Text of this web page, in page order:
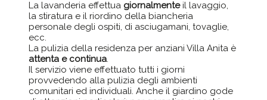
La lavanderia effettua giornalmenteil lavaggio,
la stiratura e il riordino della biancheria
personale degli ospiti, di asciugamani, tovaglie,
ecc.
La pulizia della residenza per anziani Villa Anita è
attenta e continua.
Il servizio viene effettuato tutti i giorni
provvedendo alla pulizia degli ambienti
comunitari ed individuali. Anche il giardino gode